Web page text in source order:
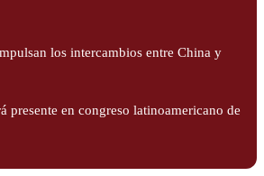
los intercambios entre China y
presente en congreso latinoamericano de